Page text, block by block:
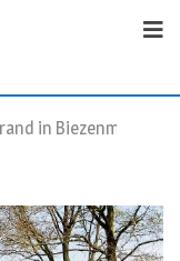
hoe zit dat?